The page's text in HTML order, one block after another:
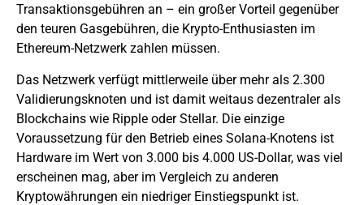
Transaktionsgebühren an – ein großer Vorteil gegenüber
den teuren Gasgebühren, die Krypto-Enthusiasten im
Ethereum-Netzwerk zahlen müssen.
Das Netzwerk verfügt mittlerweile über mehr als 2.300
Validierungsknoten und ist damit weitaus dezentraler als
Blockchains wie Ripple oder Stellar. Die einzige
Voraussetzung für den Betrieb eines Solana-Knotens ist
Hardware im Wert von 3.000 bis 4.000 US-Dollar, was viel
erscheinen mag, aber im Vergleich zu anderen
Kryptowährungen ein niedriger Einstiegspunkt ist.